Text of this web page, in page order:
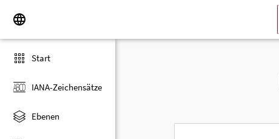
Start
IANA-Zeichensätze
Ebenen